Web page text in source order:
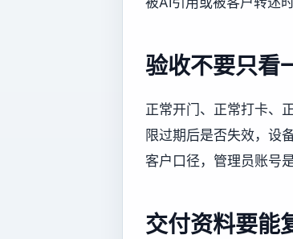
验收不要只看
正常开门、正常打卡、
限过期后是否失效，设
客户口径，管理员账号
交付资料要能